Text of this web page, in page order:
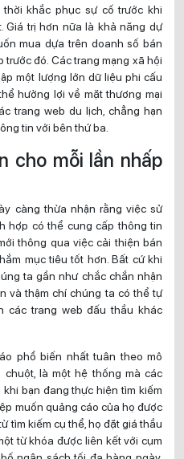
khắc phục sự cố trước khi
Giá trị hơn nữa là khả năng dự
mua dựa trên doanh số bán
đó. Các trang mạng xã hội
một lượng lớn dữ liệu phi cấu
hưởng lợi về mặt thương mại
trang web du lịch, chẳng hạn
tin với bên thứ ba.
cho mỗi lần nhấp
càng thừa nhận rằng việc sử
hợp có thể cung cấp thông tin
thông qua việc cải thiện bán
mục tiêu tốt hơn. Bất cứ khi
ta gần như chắc chắn nhận
và thậm chí chúng ta có thể tự
các trang web đấu thầu khác
phổ biến nhất tuân theo mô
là một hệ thống mà các
bạn đang thực hiện tìm kiếm
muốn quảng cáo của họ được
tìm kiếm cụ thể, họ đặt giá thầu
từ khóa được liên kết với cụm